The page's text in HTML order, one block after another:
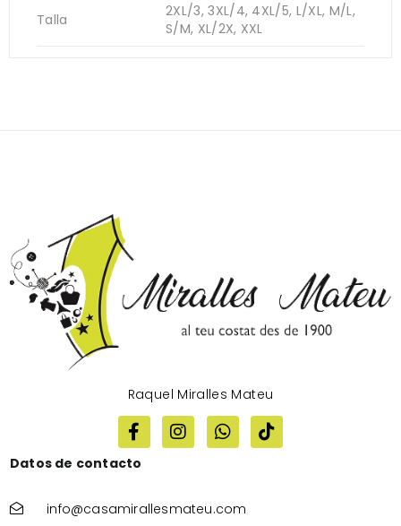
Talla
2XL/3, 3XL/4, 4XL/5, L/XL, M/L,
S/M, XL/2X, XXL
Raquel Miralles Mateu
Datos de contacto
info@casamirallesmateu.com